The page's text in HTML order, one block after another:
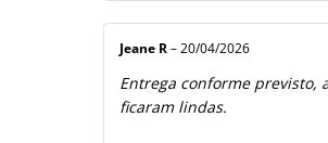
Jeane R – 20/04/2026
Entrega conforme previsto,
ficaram lindas.